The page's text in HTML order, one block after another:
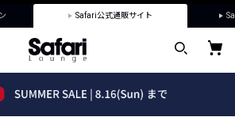
Safari公式通販サイト